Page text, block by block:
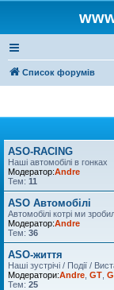
Список форумів
ASO-RACING
Наші автомобілі в гонках
Модератор:Andre
Тем: 11
ASO Автомобілі
Автомобілі котрі ми
Модератор:Andre
Тем: 36
ASO-життя
Наші зустрічі / Події /
Модератори:Andre GT
Тем: 25